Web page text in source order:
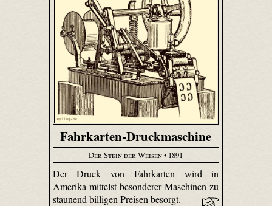
Fahrkarten-Druckmaschine
Der Stein der Weisen• 1891
Der Druck von Fahrkarten wird in
Amerika mittelst besonderer Maschinen zu
staunend billigen Preisen besorgt.